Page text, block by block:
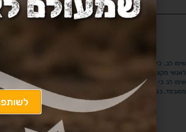
שימו לב, כי באחריות הפונים לבדוק אם הטיפול מתאים עבורם. חשוב
לאנשי מקצוע מוסמכים על ידי משרד הבריאות. ולבדוק שאכן מי שאתם
שימו לב כי מפורסמים כאן נותני שירותים שנותנים מענה ללא עלות
מסובסד, כמה פגישות, ומה הקריטריונים. **המידע הינו לצורך הנגשה
ארגוני